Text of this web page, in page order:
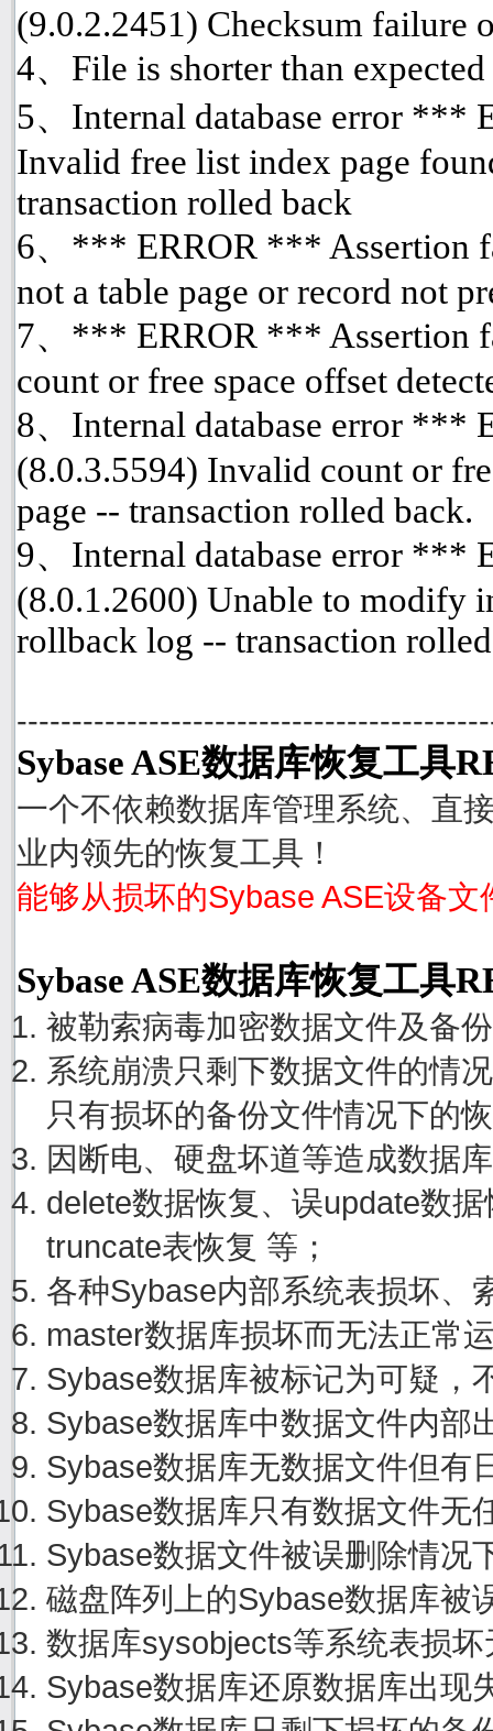
(9.0.2.2451) Checksum failure
4、File is shorter than expected
5、Internal database error ***
Invalid free list index page
transaction rolled back
6、*** ERROR *** Assertion
not a table page or record not
7、*** ERROR *** Assertion
count or free space offset
8、Internal database error ***
(8.0.3.5594) Invalid count or
page -- transaction rolled back.
9、Internal database error ***
(8.0.1.2600) Unable to modify
rollback log -- transaction
Sybase ASE数据库恢复工具
一个不依赖数据库管理系统、直
业内领先的恢复工具！
能够从损坏的Sybase ASE设备
Sybase ASE数据库恢复工具
被勒索病毒加密数据文件及备
系统崩溃只剩下数据文件的情
只有损坏的备份文件情况下的
因断电、硬盘坏道等造成数据
delete数据恢复、误update数
truncate表恢复 等；
各种Sybase内部系统表损坏、
master数据库损坏而无法正常
Sybase数据库被标记为可疑，
Sybase数据库中数据文件内部
Sybase数据库无数据文件但有
Sybase数据库只有数据文件无
Sybase数据文件被误删除情况
磁盘阵列上的Sybase数据库被
数据库sysobjects等系统表损
Sybase数据库还原数据库出现